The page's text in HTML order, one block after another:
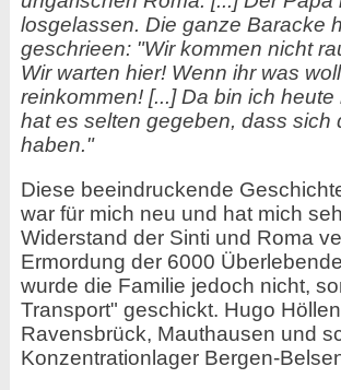
losgelassen. Die ganze Baracke
geschrieen: "Wir kommen nicht
Wir warten hier! Wenn ihr was
reinkommen! [...] Da bin ich
hat es selten gegeben, dass sich
haben."
Diese beeindruckende
war für mich neu und hat mich
Widerstand der Sinti und Roma
Ermordung der 6000
wurde die Familie jedoch nicht,
Transport" geschickt. Hugo
Ravensbrück, Mauthausen und
Konzentrationlager Bergen-